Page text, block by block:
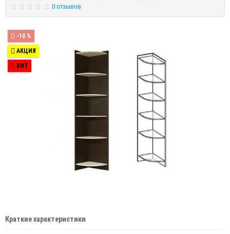
0 отзывов
-10 %
АКЦИЯ
ХИТ
Краткие характеристики